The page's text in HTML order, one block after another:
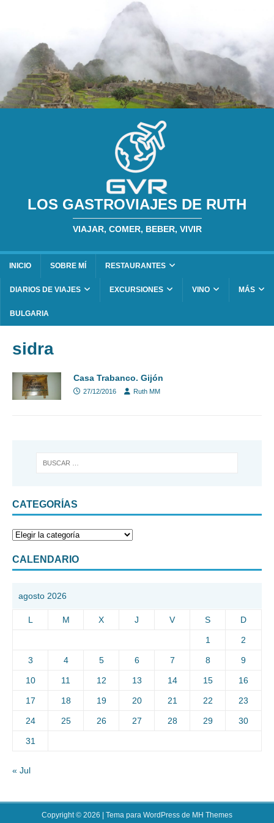
LOS GASTROVIAJES DE RUTH
VIAJAR, COMER, BEBER, VIVIR
INICIO SOBRE MÍ RESTAURANTES
DIARIOS DE VIAJES EXCURSIONES VINO MÁS
BULGARIA
sidra
Casa Trabanco. Gijón
27/12/2016 Ruth MM
CATEGORÍAS
CALENDARIO
agosto 2026
L M X J V S D
1 2
3 4 5 6 7 8 9
10 11 12 13 14 15 16
17 18 19 20 21 22 23
24 25 26 27 28 29 30
31
« Jul
Copyright © 2026 | Tema para WordPress de MH Themes